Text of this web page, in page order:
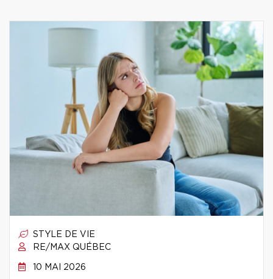
STYLE DE VIE
RE/MAX QUÉBEC
10 MAI 2026